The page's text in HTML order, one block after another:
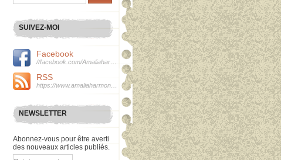
SUIVEZ-MOI
Facebook
RSS
NEWSLETTER
Abonnez-vous pour être averti
des nouveaux articles publiés.
Email